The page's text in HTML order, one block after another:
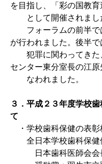
を目指し、「彩の国教
として開催されまし
フォーラムの前半で
が行われました。後半
犯罪に関わってきた
センター東分室長の江
なわれました。
３．平成２３年度学校
て
・学校歯科保健の表彰
全日本学校歯科保健
日本歯科医師会会長